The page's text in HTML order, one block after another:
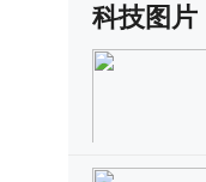
科技图片